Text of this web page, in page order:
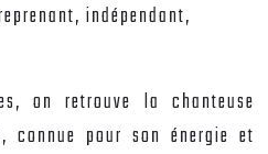
indépendant,
on retrouve la chanteuse
connue pour son énergie et